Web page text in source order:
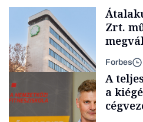
Zrt.
cégétől
Forbes
A
a